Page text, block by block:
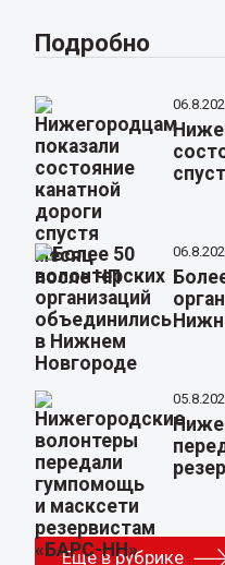
Подробно
Еще в рубрике